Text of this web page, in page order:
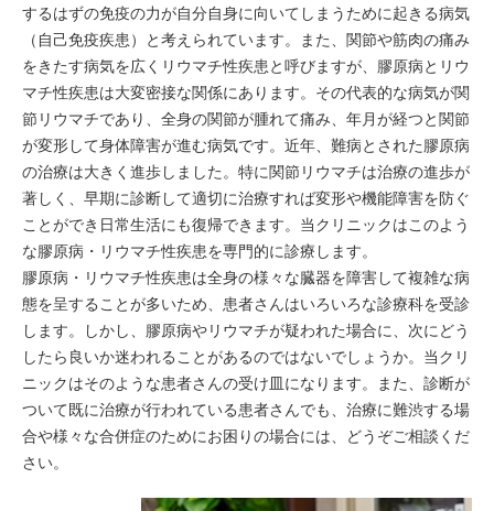
するはずの免疫の力が自分自身に向いてしまうために起きる病気
（自己免疫疾患）と考えられています。また、関節や筋肉の痛み
をきたす病気を広くリウマチ性疾患と呼びますが、膠原病とリウ
マチ性疾患は大変密接な関係にあります。その代表的な病気が関
節リウマチであり、全身の関節が腫れて痛み、年月が経つと関節
が変形して身体障害が進む病気です。近年、難病とされた膠原病
の治療は大きく進歩しました。特に関節リウマチは治療の進歩が
著しく、早期に診断して適切に治療すれば変形や機能障害を防ぐ
ことができ日常生活にも復帰できます。当クリニックはこのよう
な膠原病・リウマチ性疾患を専門的に診療します。
膠原病・リウマチ性疾患は全身の様々な臓器を障害して複雑な病
態を呈することが多いため、患者さんはいろいろな診療科を受診
します。しかし、膠原病やリウマチが疑われた場合に、次にどう
したら良いか迷われることがあるのではないでしょうか。当クリ
ニックはそのような患者さんの受け皿になります。また、診断が
ついて既に治療が行われている患者さんでも、治療に難渋する場
合や様々な合併症のためにお困りの場合には、どうぞご相談くだ
さい。